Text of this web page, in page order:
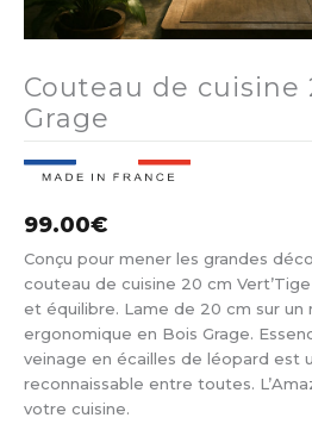
Couteau de cuisine
Grage
99.00€
Conçu pour mener les grandes
couteau de cuisine 20 cm
et équilibre. Lame de 20 cm sur
ergonomique en Bois Grage.
veinage en écailles de léopard est
reconnaissable entre toutes.
votre cuisine.